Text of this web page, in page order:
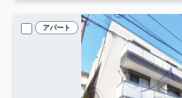
アパート